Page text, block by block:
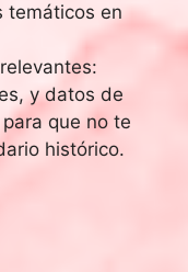
temáticos en
y datos de
que no te
histórico.